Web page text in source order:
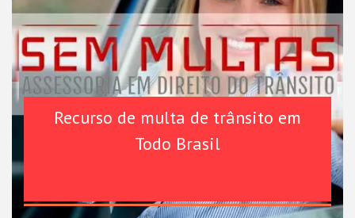
Recurso de multa de trânsito em
Todo Brasil